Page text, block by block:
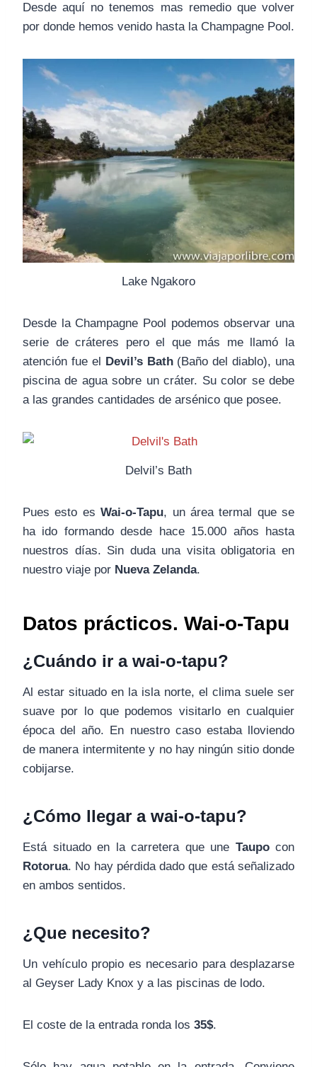
Desde aquí no tenemos mas remedio que volver
por donde hemos venido hasta la Champagne Pool.
Lake Ngakoro
Desde la Champagne Pool podemos observar una
serie de cráteres pero el que más me llamó la
atención fue el
Devil’s Bath(Baño del diablo), una
piscina de agua sobre un cráter. Su color se debe
a las grandes cantidades de arsénico que posee.
Delvil’s Bath
Pues esto esWai-o-Tapu, un área termal que se
ha ido formando desde hace 15.000 años hasta
nuestros días. Sin duda una visita obligatoria en
nuestro viaje por Nueva Zelanda.
Datos prácticos. Wai-o-Tapu
¿Cuándo ir a wai-o-tapu?
Al estar situado en la isla norte, el clima suele ser
suave por lo que podemos visitarlo en cualquier
época del año. En nuestro caso estaba lloviendo
de manera intermitente y no hay ningún sitio donde
cobijarse.
¿Cómo llegar a wai-o-tapu?
Está situado en la carretera que une Taupocon
Rotorua. No hay pérdida dado que está señalizado
en ambos sentidos.
¿Que necesito?
Un vehículo propio es necesario para desplazarse
al Geyser Lady Knox y a las piscinas de lodo.
El coste de la entrada ronda los 35$.